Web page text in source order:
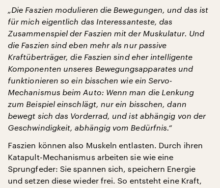
„Die Faszien modulieren die Bewegungen, und das ist
für mich eigentlich das Interessanteste, das
Zusammenspiel der Faszien mit der Muskulatur. Und
die Faszien sind eben mehr als nur passive
Kraftüberträger, die Faszien sind eher intelligente
Komponenten unseres Bewegungsapparates und
funktionieren so ein bisschen wie ein Servo-
Mechanismus beim Auto: Wenn man die Lenkung
zum Beispiel einschlägt, nur ein bisschen, dann
bewegt sich das Vorderrad, und ist abhängig von der
Geschwindigkeit, abhängig vom Bedürfnis.“
Faszien können also Muskeln entlasten. Durch ihren
Katapult-Mechanismus arbeiten sie wie eine
Sprungfeder: Sie spannen sich, speichern Energie
und setzen diese wieder frei. So entsteht eine Kraft,